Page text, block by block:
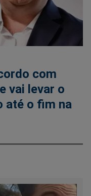
com
vai levar o
até o fim na